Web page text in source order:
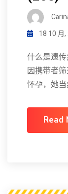
18 10 月
什么是遗
因携带者
怀孕，她
Read